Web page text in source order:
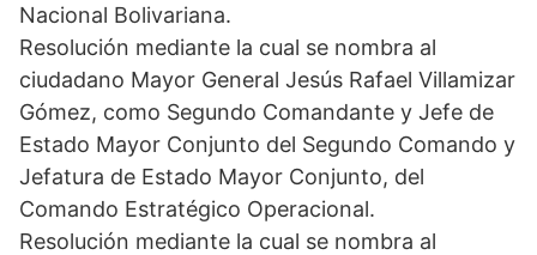
Nacional Bolivariana.
Resolución mediante la cual se nombra al
ciudadano Mayor General Jesús Rafael Villamizar
Gómez, como Segundo Comandante y Jefe de
Estado Mayor Conjunto del Segundo Comando y
Jefatura de Estado Mayor Conjunto, del
Comando Estratégico Operacional.
Resolución mediante la cual se nombra al